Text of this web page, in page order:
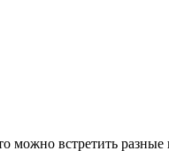
можно встретить